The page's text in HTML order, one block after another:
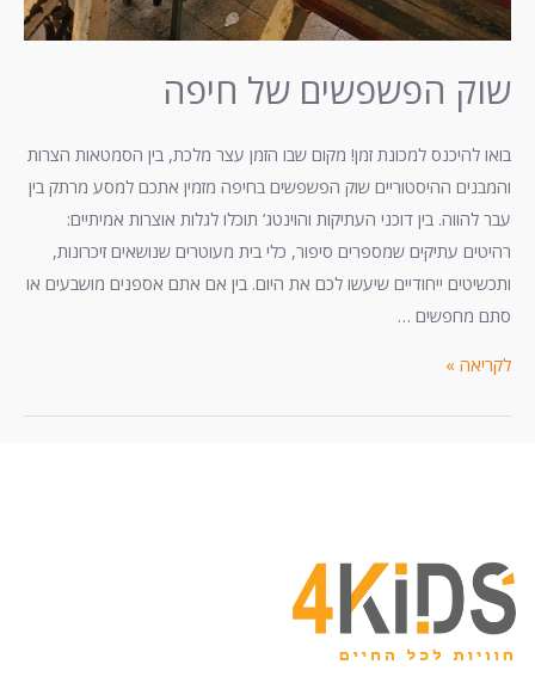
שוק הפשפשים של חיפה
בואו להיכנס למכונת זמן! מקום שבו הזמן עצר מלכת, בין הסמטאות הצרות
והמבנים ההיסטוריים שוק הפשפשים בחיפה מזמין אתכם למסע מרתק בין
עבר להווה. בין דוכני העתיקות והוינטג’ תוכלו לגלות אוצרות אמיתיים:
רהיטים עתיקים שמספרים סיפור, כלי בית מעוטרים שנושאים זיכרונות,
ותכשיטים ייחודיים שיעשו לכם את היום. בין אם אתם אספנים מושבעים או
סתם מחפשים …
לקריאה »